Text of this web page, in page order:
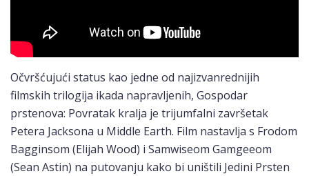
Očvršćujući status kao jedne od najizvanrednijih
filmskih trilogija ikada napravljenih, Gospodar
prstenova: Povratak kralja je trijumfalni završetak
Petera Jacksona u Middle Earth. Film nastavlja s Frodom
Bagginsom (Elijah Wood) i Samwiseom Gamgeeom
(Sean Astin) na putovanju kako bi uništili Jedini Prsten